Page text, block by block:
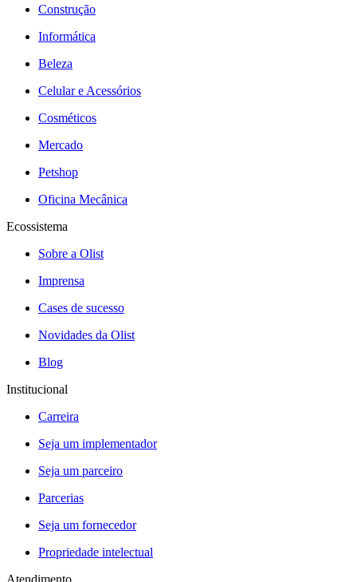
Construção
Informática
Beleza
Celular e Acessórios
Cosméticos
Mercado
Petshop
Oficina Mecânica
Ecossistema
Sobre a Olist
Imprensa
Cases de sucesso
Novidades da Olist
Blog
Institucional
Carreira
Seja um implementador
Seja um parceiro
Parcerias
Seja um fornecedor
Propriedade intelectual